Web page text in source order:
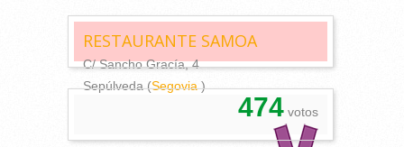
RESTAURANTE SAMOA
C/ Sancho Gracía, 4
Sepúlveda (Segovia )
474 votos